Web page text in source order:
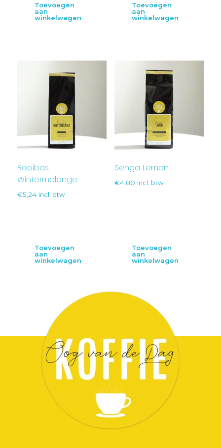
Toevoegen
aan
winkelwagen
Toevoegen
aan
winkelwagen
Rooibos
Wintermelange
€5,24 incl. btw
Toevoegen
aan
winkelwagen
Senga Lemon
€4,80 incl. btw
Toevoegen
aan
winkelwagen